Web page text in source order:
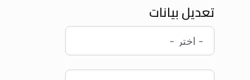
تعديل بيانات